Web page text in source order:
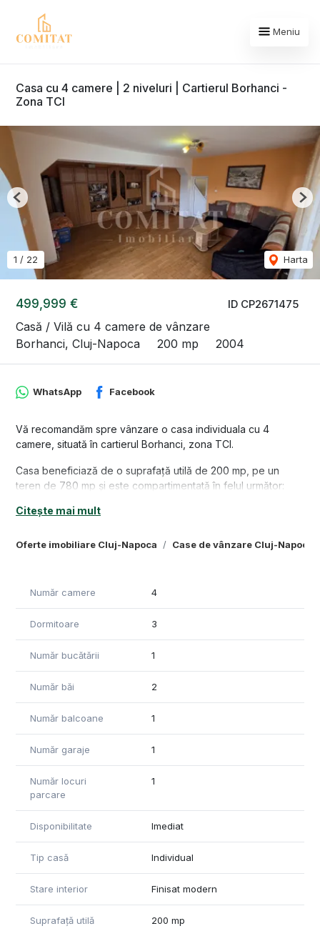
Meniu
Casa cu 4 camere | 2 niveluri | Cartierul Borhanci -
Zona TCI
ID CP2671475
499,999 €
Casă / Vilă cu 4 camere de vânzare
Borhanci, Cluj-Napoca
200 mp 2004
1 / 22 Harta
Previous
Oferte imobiliare Cluj-Napoca Case de vânzare Cluj-Napoca
WhatsApp Facebook
Vă recomandăm spre vânzare o casa individuala cu 4
camere, situată în cartierul Borhanci, zona TCI.
Casa beneficiază de o suprafață utilă de 200 mp, pe un
teren de 780 mp și este compartimentată în felul următor:
Demisol: Garaj, saptiu tehnic.
scarii.
comun, magazine, farmacii și multe altele.
Casa are certificatul de perforamanță energetică in lucru.
Acesta va fi predat de către proprietari cumpărătorilor, la
data semnării contractului de vânzare.
Pentru mai multe informații și vizionări, contactați-ne cu
Informațiile din anunț au fost furnizate în prealabil de către
proprietar. Agenția nu își asumă responsabilitatea pentru
eventuale modificări în ceea ce privește prețul sau
informațiile prezentate.
Citește mai mult
Număr camere 4
Dormitoare 3
Număr bucătării 1
Număr băi 2
Număr balcoane 1
Număr garaje 1
Număr locuri
parcare
1
Disponibilitate Imediat
Tip casă Individual
Stare interior Finisat modern
Suprafață utilă 200 mp